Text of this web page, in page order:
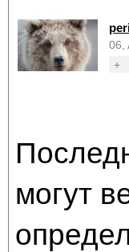
06,
+
могут